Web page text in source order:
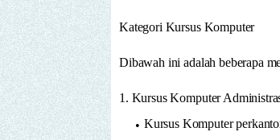
Kategori Kursus Komputer
Dibawah ini adalah beberapa
1. Kursus Komputer
Kursus Komputer